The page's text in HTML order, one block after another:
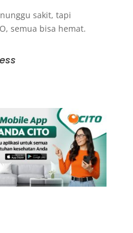
sakit, tapi
semua bisa hemat.